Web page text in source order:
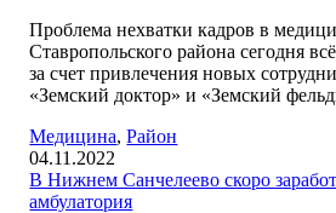
Проблема нехватки кадров в
Ставропольского района сегодня
за счет привлечения новых
«Земский доктор» и «Земский
Медицина,Район
04.11.2022
В Нижнем Санчелеево скоро
амбулатория